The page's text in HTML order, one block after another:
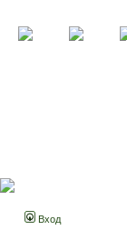
Вход